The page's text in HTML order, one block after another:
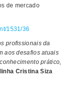
de mercado
1531/36
profissionais da
aos desafios atuais
prático,
Cristina Siza